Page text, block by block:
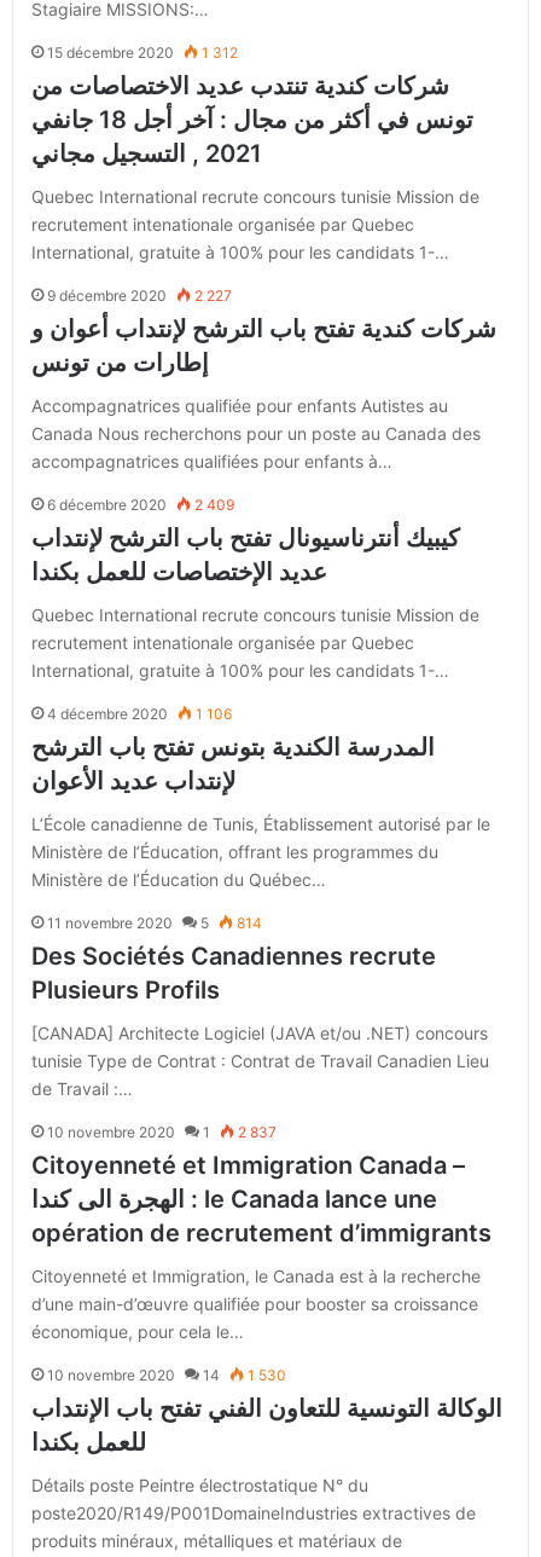
Stagiaire MISSIONS:…
15 décembre 2020 1 312
شركات كندية تنتدب عديد الاختصاصات من
تونس في أكثر من مجال : آخر أجل 18 جانفي
2021 , التسجيل مجاني
Quebec International recrute concours tunisie Mission de
recrutement intenationale organisée par Quebec
International, gratuite à 100% pour les candidats 1-…
9 décembre 2020 2 227
شركات كندية تفتح باب الترشح لإنتداب أعوان و
إطارات من تونس
Accompagnatrices qualifiée pour enfants Autistes au
Canada Nous recherchons pour un poste au Canada des
accompagnatrices qualifiées pour enfants à…
6 décembre 2020 2 409
كيبيك أنترناسيونال تفتح باب الترشح لإنتداب
عديد الإختصاصات للعمل بكندا
Quebec International recrute concours tunisie Mission de
recrutement intenationale organisée par Quebec
International, gratuite à 100% pour les candidats 1-…
4 décembre 2020 1 106
المدرسة الكندية بتونس تفتح باب الترشح
لإنتداب عديد الأعوان
L’École canadienne de Tunis, Établissement autorisé par le
Ministère de l’Éducation, offrant les programmes du
Ministère de l’Éducation du Québec…
11 novembre 2020 5 814
Des Sociétés Canadiennes recrute
Plusieurs Profils
[CANADA] Architecte Logiciel (JAVA et/ou .NET) concours
tunisie Type de Contrat : Contrat de Travail Canadien Lieu
de Travail :…
10 novembre 2020 1 2 837
Citoyenneté et Immigration Canada –
الهجرة الى كندا : le Canada lance une
opération de recrutement d’immigrants
Citoyenneté et Immigration, le Canada est à la recherche
d’une main-d’œuvre qualifiée pour booster sa croissance
économique, pour cela le…
10 novembre 2020 14 1 530
الوكالة التونسية للتعاون الفني تفتح باب الإنتداب
للعمل بكندا
Détails poste Peintre électrostatique N° du
poste2020/R149/P001DomaineIndustries extractives de
produits minéraux, métalliques et matériaux de